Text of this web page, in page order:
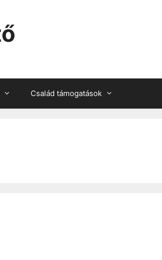
Család támogatások